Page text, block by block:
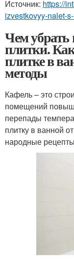
Источник: https://
izvestkovyy-nalet-
Чем убрать
плитки.
плитке в
методы
Кафель – это
помещений
перепады
плитку в ванной
народные